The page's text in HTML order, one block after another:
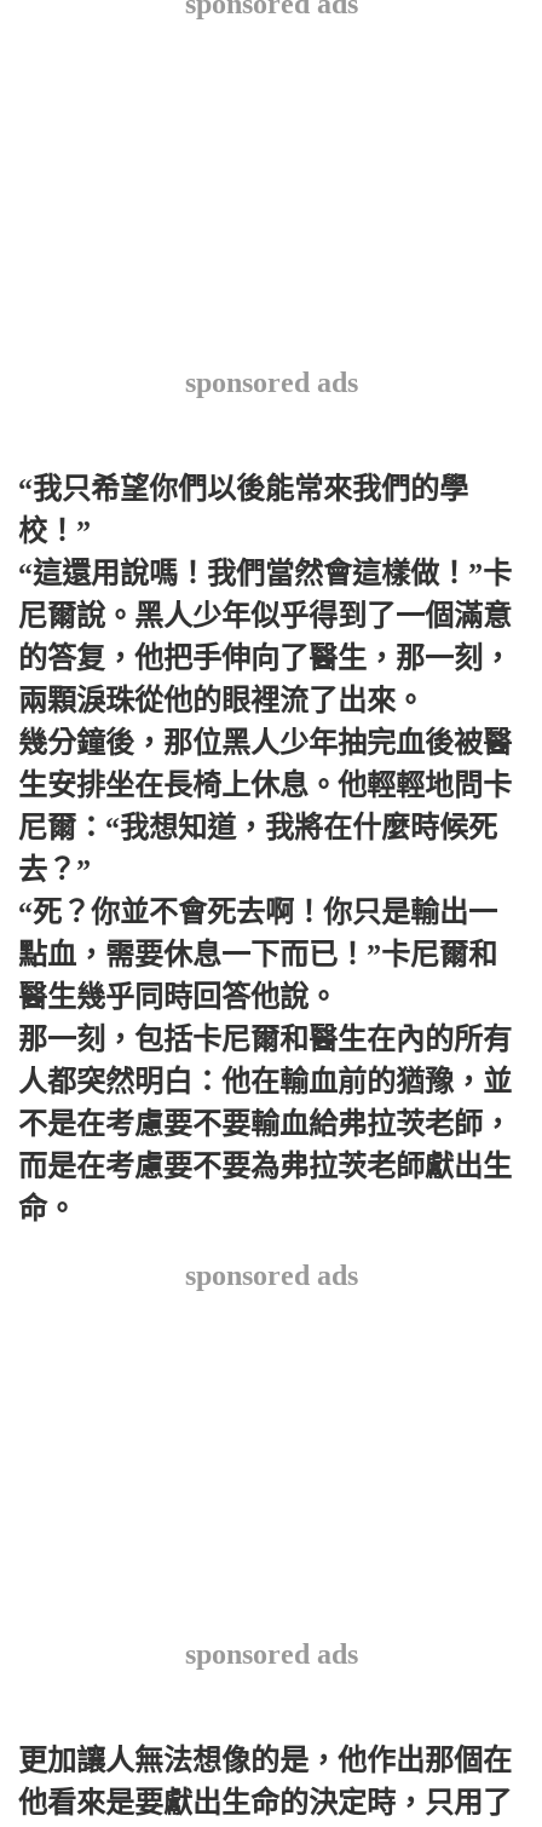
sponsored ads
“我只希望你們以後能常來我們的學
校！”
“這還用說嗎！我們當然會這樣做！”卡
尼爾說。黑人少年似乎得到了一個滿意
的答复，他把手伸向了醫生，那一刻，
兩顆淚珠從他的眼裡流了出來。
幾分鐘後，那位黑人少年抽完血後被醫
生安排坐在長椅上休息。他輕輕地問卡
尼爾：“我想知道，我將在什麼時候死
去？”
“死？你並不會死去啊！你只是輸出一
點血，需要休息一下而已！”卡尼爾和
醫生幾乎同時回答他說。
那一刻，包括卡尼爾和醫生在內的所有
人都突然明白：他在輸血前的猶豫，並
不是在考慮要不要輸血給弗拉茨老師，
而是在考慮要不要為弗拉茨老師獻出生
命。
sponsored ads
sponsored ads
更加讓人無法想像的是，他作出那個在
他看來是要獻出生命的決定時，只用了